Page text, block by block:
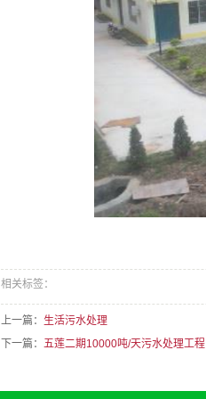
相关标签：
上一篇： 生活污水处理
下一篇： 五莲二期10000吨/天污水处理工程